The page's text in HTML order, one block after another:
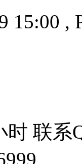
15:00 ,
时 联系